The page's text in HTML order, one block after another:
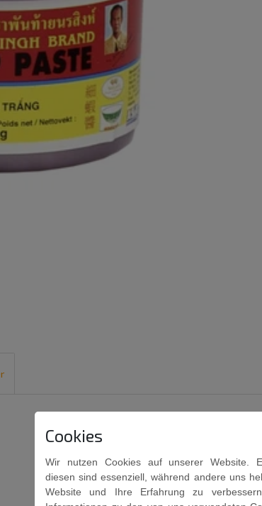
Cookies
Wir nutzen Cookies auf unserer Website.
diesen sind essenziell, während andere uns
Website und Ihre Erfahrung zu